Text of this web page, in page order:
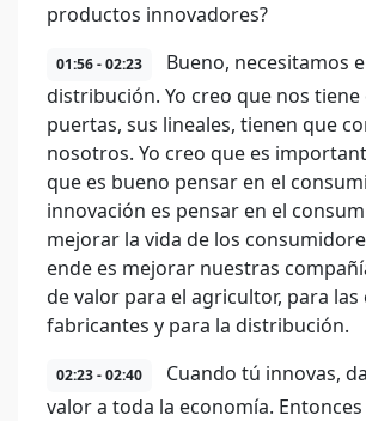
productos innovadores?
01:56 - 02:23
Bueno, necesitamos
distribución. Yo creo que nos
puertas, sus lineales, tienen que
nosotros. Yo creo que es
que es bueno pensar en el
innovación es pensar en el
mejorar la vida de los
ende es mejorar nuestras
de valor para el agricultor, para las
fabricantes y para la distribución.
02:23 - 02:40
Cuando tú innovas,
valor a toda la economía.